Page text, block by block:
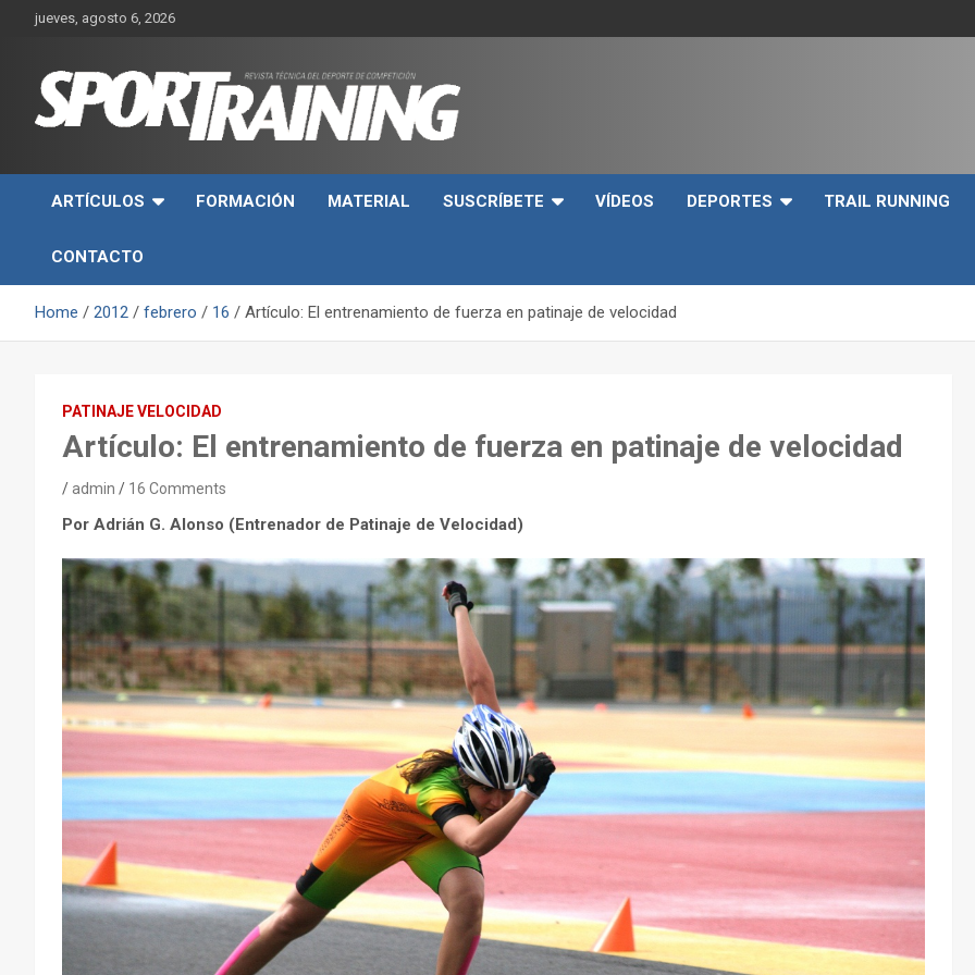
jueves, agosto 6, 2026
Revista técnica del
rendimiento, nutrición y entrenamiento.
ARTÍCULOS
FORMACIÓN MATERIAL SUSCRÍBETE VÍDEOS DEPORTES TRAIL RUNNING
CONTACTO
Home 2012 febrero 16 Artículo: El entrenamiento de fuerza en patinaje de velocidad
PATINAJE VELOCIDAD
Artículo: El entrenamiento de fuerza en patinaje de velocidad
admin 16 Comments
Por Adrián G. Alonso (Entrenador de Patinaje de Velocidad)